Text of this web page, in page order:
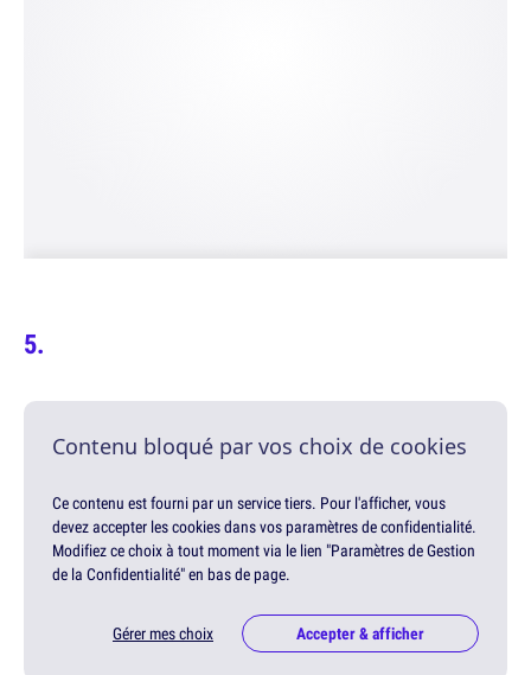
Contenu bloqué par vos choix de cookies
Ce contenu est fourni par un service tiers. Pour l'afficher, vous
devez accepter les cookies dans vos paramètres de confidentialité.
Modifiez ce choix à tout moment via le lien "Paramètres de Gestion
de la Confidentialité" en bas de page.
Gérer mes choix Accepter & afficher